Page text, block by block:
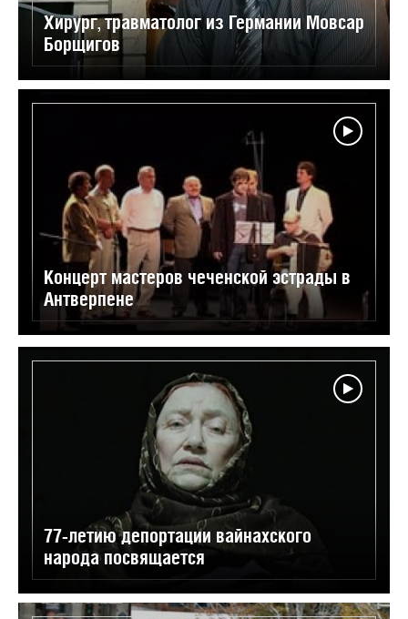
Хирург, травматолог из Германии Мовсар
Борщигов
Концерт мастеров чеченской эстрады в
Антверпене
77-летию депортации вайнахского
народа посвящается